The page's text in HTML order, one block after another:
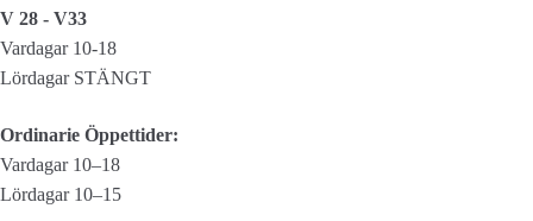
V 28 - V33
Vardagar 10-18
Lördagar STÄNGT
Ordinarie Öppettider:
Vardagar 10–18
Lördagar 10–15